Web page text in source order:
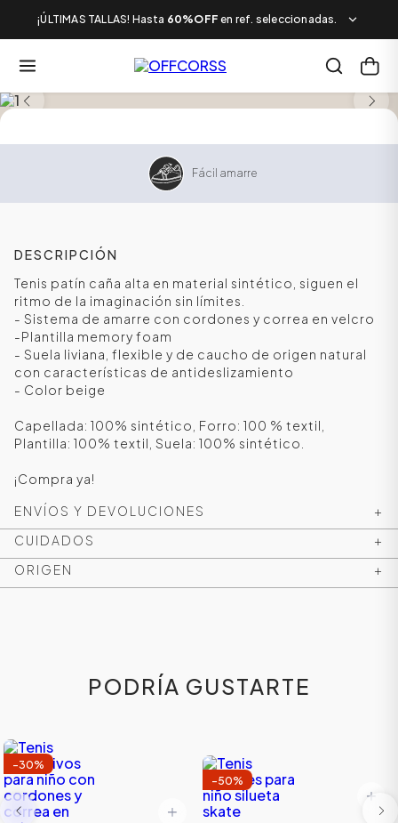
¡ÚLTIMAS TALLAS! Hasta 60%OFF en ref. seleccionadas.
Fácil amarre
DESCRIPCIÓN
Tenis patín caña alta en material sintético, siguen el
ritmo de la imaginación sin límites.
- Sistema de amarre con cordones y correa en velcro
-Plantilla memory foam
- Suela liviana, flexible y de caucho de origen natural
con características de antideslizamiento
- Color beige
Capellada: 100% sintético, Forro: 100 % textil,
Plantilla: 100% textil, Suela: 100% sintético.
¡Compra ya!
ENVÍOS Y DEVOLUCIONES
+
CUIDADOS
+
ORIGEN
+
PODRÍA GUSTARTE
-30%
-50%